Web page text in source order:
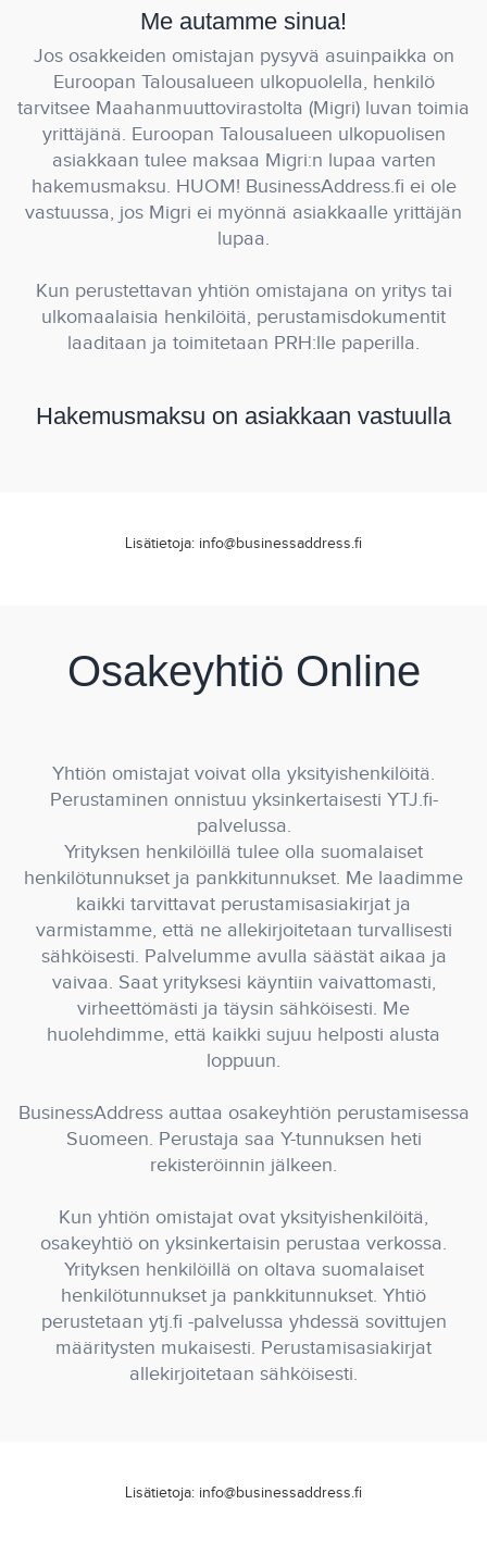
Me autamme sinua!
Jos osakkeiden omistajan pysyvä asuinpaikka on
Euroopan Talousalueen ulkopuolella, henkilö
tarvitsee Maahanmuuttovirastolta (Migri) luvan toimia
yrittäjänä. Euroopan Talousalueen ulkopuolisen
asiakkaan tulee maksaa Migri:n lupaa varten
hakemusmaksu. HUOM! BusinessAddress.fi ei ole
vastuussa, jos Migri ei myönnä asiakkaalle yrittäjän
lupaa.
Kun perustettavan yhtiön omistajana on yritys tai
ulkomaalaisia henkilöitä, perustamisdokumentit
laaditaan ja toimitetaan PRH:lle paperilla.
Hakemusmaksu on asiakkaan vastuulla
Lisätietoja: info@businessaddress.fi
Osakeyhtiö Online
Yhtiön omistajat voivat olla yksityishenkilöitä.
Perustaminen onnistuu yksinkertaisesti YTJ.fi-
palvelussa.
Yrityksen henkilöillä tulee olla suomalaiset
henkilötunnukset ja pankkitunnukset. Me laadimme
kaikki tarvittavat perustamisasiakirjat ja
varmistamme, että ne allekirjoitetaan turvallisesti
sähköisesti. Palvelumme avulla säästät aikaa ja
vaivaa. Saat yrityksesi käyntiin vaivattomasti,
virheettömästi ja täysin sähköisesti. Me
huolehdimme, että kaikki sujuu helposti alusta
loppuun.
BusinessAddress auttaa osakeyhtiön perustamisessa
Suomeen. Perustaja saa Y-tunnuksen heti
rekisteröinnin jälkeen.
Kun yhtiön omistajat ovat yksityishenkilöitä,
osakeyhtiö on yksinkertaisin perustaa verkossa.
Yrityksen henkilöillä on oltava suomalaiset
henkilötunnukset ja pankkitunnukset. Yhtiö
perustetaan ytj.fi -palvelussa yhdessä sovittujen
määritysten mukaisesti. Perustamisasiakirjat
allekirjoitetaan sähköisesti.
Lisätietoja: info@businessaddress.fi